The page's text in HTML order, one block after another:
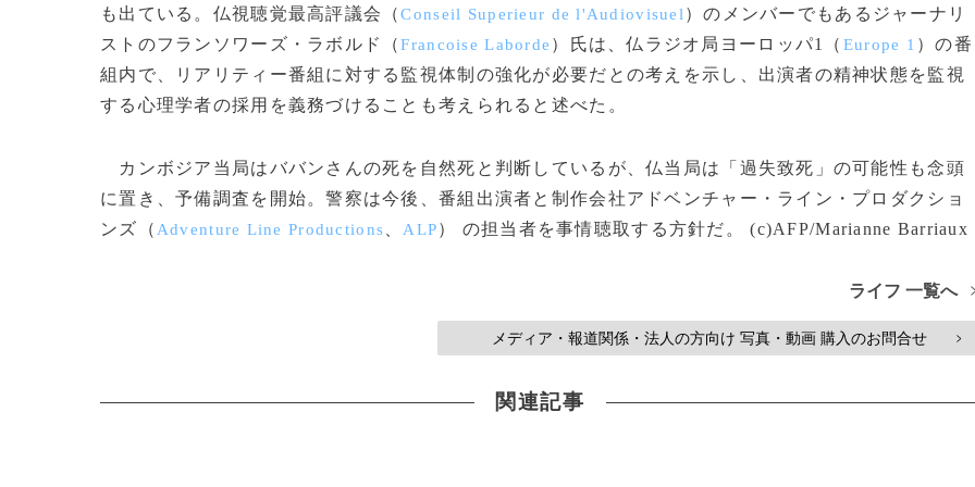
も出ている。仏視聴覚最高評議会（Conseil Superieur de l'Audiovisuel ）のメンバーでもあるジャーナリ
ストのフランソワーズ・ラボルド（Francoise Laborde ）氏は、仏ラジオ局ヨーロッパ1（ Europe 1 ）の番
組内で、リアリティー番組に対する監視体制の強化が必要だとの考えを示し、出演者の精神状態を監視
する心理学者の採用を義務づけることも考えられると述べた。
カンボジア当局はババンさんの死を自然死と判断しているが、仏当局は「過失致死」の可能性も念頭
に置き、予備調査を開始。警察は今後、番組出演者と制作会社アドベンチャー・ライン・プロダクショ
ンズ（ Adventure Line Productions ALP） の担当者を事情聴取する方針だ。 (c)AFP/Marianne Barriaux
ライフ 一覧へ
メディア・報道関係・法人の方向け 写真・動画 購入のお問合せ >
関連記事